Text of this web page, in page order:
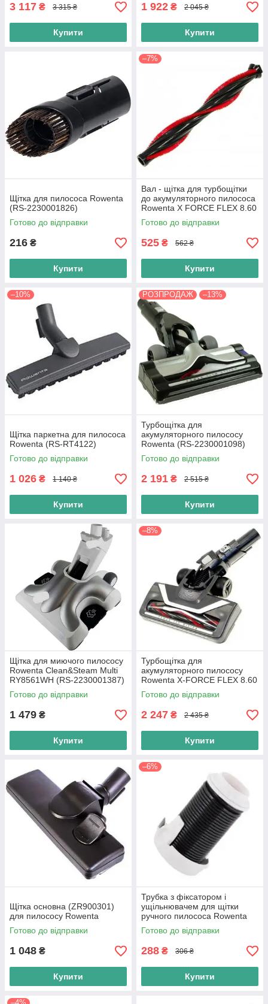
3 117 ₴ 3 315 ₴
Купити
1 922 ₴ 2 045 ₴
Купити
Щітка для пилососа Rowenta
(RS-2230001826)
Готово до відправки
216 ₴
Купити
–7%
Вал - щітка для турбощітки
до акумуляторного пилососа
Rowenta X FORCE FLEX 8.60
RH9690WO (SS-2230002457)
Готово до відправки
525 ₴ 562 ₴
Купити
–10%
Щітка паркетна для пилососа
Rowenta (RS-RT4122)
Готово до відправки
1 026 ₴ 1 140 ₴
Купити
РОЗПРОДАЖ –13%
Турбощітка для
акумуляторного пилососу
Rowenta (RS-2230001098)
Готово до відправки
2 191 ₴ 2 515 ₴
Купити
Щітка для миючого пилососу
Rowenta Clean&Steam Multi
RY8561WH (RS-2230001387)
Готово до відправки
1 479 ₴
Купити
–8%
Турбощітка для
акумуляторного пилососу
Rowenta X-FORCE FLEX 8.60
RH9690WO (SS-2230002912)
Готово до відправки
2 247 ₴ 2 435 ₴
Купити
Щітка основна (ZR900301)
для пилососу Rowenta
Готово до відправки
1 048 ₴
Купити
–6%
Трубка з фіксатором і
ущільнювачем для щітки
ручного пилососа Rowenta
RH9471WO (RS-2230001219)
Готово до відправки
288 ₴ 306 ₴
Купити